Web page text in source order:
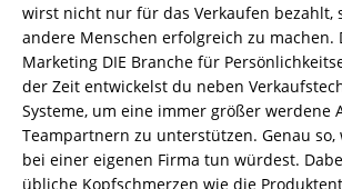
wirst nicht nur für das Verkaufen bezahlt,
andere Menschen erfolgreich zu machen.
Marketing DIE Branche für
der Zeit entwickelst du neben
Systeme, um eine immer größer werdene
Teampartnern zu unterstützen. Genau so,
bei einer eigenen Firma tun würdest.
übliche Kopfschmerzen wie die